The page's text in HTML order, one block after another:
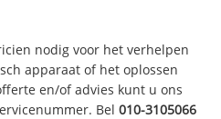
nodig voor het verhelpen
apparaat of het oplossen
en/of advies kunt u ons
Bel010-3105066